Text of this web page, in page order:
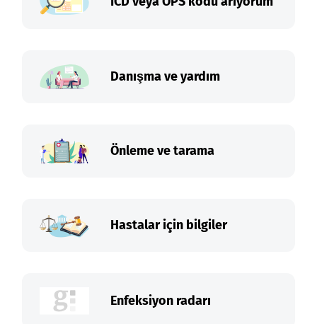
Danışma ve yardım
Önleme ve tarama
Hastalar için bilgiler
Enfeksiyon radarı